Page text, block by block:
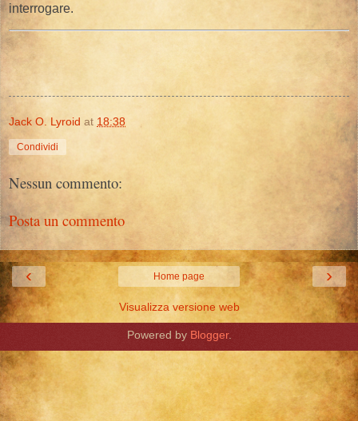
interrogare.
Jack O. Lyroid at 18:38
Condividi
Nessun commento:
Posta un commento
‹ ›
Home page
Visualizza versione web
Powered by Blogger.